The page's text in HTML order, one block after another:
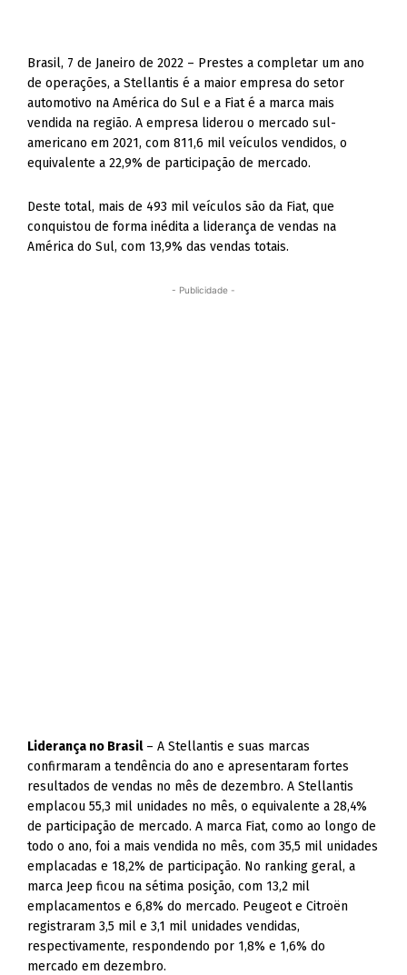
Brasil, 7 de Janeiro de 2022 – Prestes a completar um ano
de operações, a Stellantis é a maior empresa do setor
automotivo na América do Sul e a Fiat é a marca mais
vendida na região. A empresa liderou o mercado sul-
americano em 2021, com 811,6 mil veículos vendidos, o
equivalente a 22,9% de participação de mercado.
Deste total, mais de 493 mil veículos são da Fiat, que
conquistou de forma inédita a liderança de vendas na
América do Sul, com 13,9% das vendas totais.
- Publicidade -
Liderança no Brasil– A Stellantis e suas marcas
confirmaram a tendência do ano e apresentaram fortes
resultados de vendas no mês de dezembro. A Stellantis
emplacou 55,3 mil unidades no mês, o equivalente a 28,4%
de participação de mercado. A marca Fiat, como ao longo de
todo o ano, foi a mais vendida no mês, com 35,5 mil unidades
emplacadas e 18,2% de participação. No ranking geral, a
marca Jeep ficou na sétima posição, com 13,2 mil
emplacamentos e 6,8% do mercado. Peugeot e Citroën
registraram 3,5 mil e 3,1 mil unidades vendidas,
respectivamente, respondendo por 1,8% e 1,6% do
mercado em dezembro.